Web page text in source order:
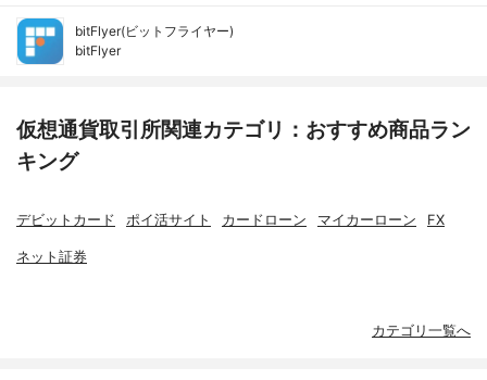
bitFlyer(ビットフライヤー)
bitFlyer
仮想通貨取引所関連カテゴリ：おすすめ商品ラン
キング
デビットカード ポイ活サイト カードローン マイカーローン FX
ネット証券
カテゴリ一覧へ